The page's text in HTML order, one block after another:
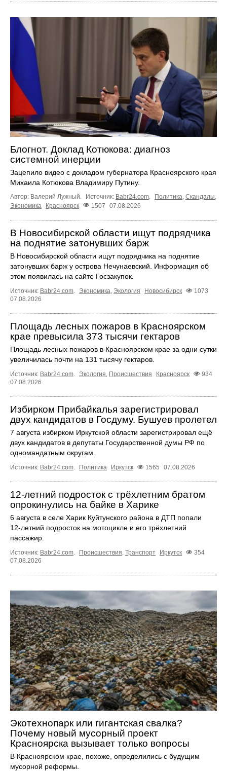
Блогнот. Доклад Котюкова: диагноз
системной инерции
Зацепило видео с докладом губернатора Красноярского края
Михаила Котюкова Владимиру Путину.
Автор: Валерий Лужный. Источник: Babr24.com. Политика, Скандалы,
Экономика
Красноярск 1507 07.08.2026
В Новосибирской области ищут подрядчика
на поднятие затонувших барж
В Новосибирской области ищут подрядчика на поднятие
затонувших барж у острова Нечунаевский. Информация об
этом появилась на сайте Госзакупок.
Источник: Babr24.com Экономика Экология Новосибирск
1073
07.08.2026
Площадь лесных пожаров в Красноярском
крае превысила 373 тысячи гектаров
Площадь лесных пожаров в Красноярском крае за одни сутки
увеличилась почти на 131 тысячу гектаров.
Источник: Babr24.com Экология Происшествия Красноярск
934
07.08.2026
Избирком Прибайкалья зарегистрировал
двух кандидатов в Госдуму. Бушуев пролетел
7 августа избирком Иркутской области зарегистрировал ещё
двух кандидатов в депутаты Государственной думы РФ по
одномандатным округам.
Источник: Babr24.com. Политика Иркутск 1565 07.08.2026
12‑летний подросток с трёхлетним братом
опрокинулись на байке в Харике
6 августа в селе Харик Куйтунского района в ДТП попали
12‑летний подросток на мотоцикле и его трёхлетний
пассажир.
Источник: Babr24.com. Происшествия, Транспорт Иркутск
354
07.08.2026
Экотехнопарк или гигантская свалка?
Почему новый мусорный проект
Красноярска вызывает только вопросы
В Красноярском крае, похоже, определились с будущим
мусорной реформы.